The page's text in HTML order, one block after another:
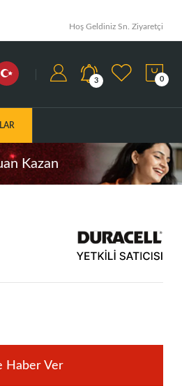
Hoş Geldiniz Sn. Ziyaretçi
3 0
Kazan
Haber Ver